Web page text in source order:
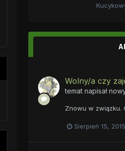
Wolny/a czy
temat napisał
Znowu w związku.
Sierpień 15, 2015